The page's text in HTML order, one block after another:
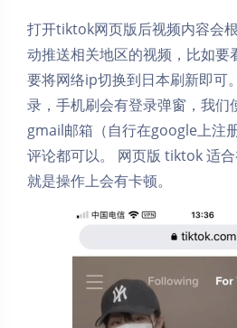
打开tiktok网页版后视频内容会
动推送相关地区的视频，比如要
要将网络ip切换到日本刷新即可
录，手机刷会有登录弹窗，我
gmail邮箱（自行在google上注
评论都可以。 网页版 tiktok 适合
就是操作上会有卡顿。 ​